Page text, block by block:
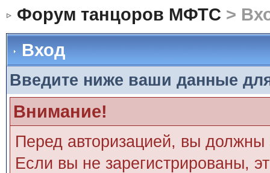
Форум танцоров МФТС >
Вход
Введите ниже ваши данные
Внимание!
Перед авторизацией, вы должны
Если вы не зарегистрированы,